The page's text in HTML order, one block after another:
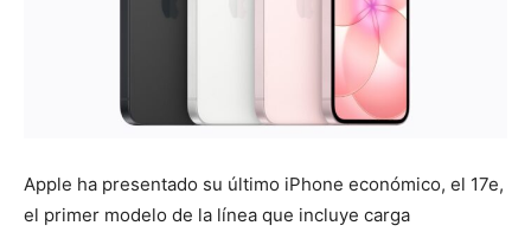
Apple ha presentado su último iPhone económico, el 17e,
el primer modelo de la línea que incluye carga